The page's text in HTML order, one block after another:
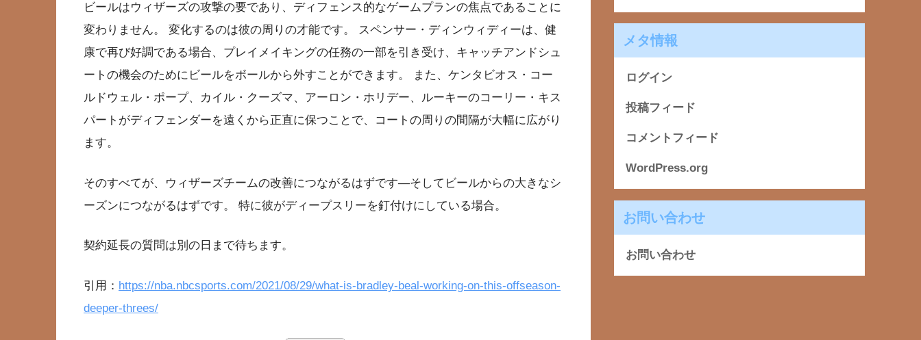
ビールはウィザーズの攻撃の要であり、ディフェンス的なゲームプランの焦点であることに
変わりません。 変化するのは彼の周りの才能です。 スペンサー・ディンウィディーは、健
康で再び好調である場合、プレイメイキングの任務の一部を引き受け、キャッチアンドシュ
ートの機会のためにビールをボールから外すことができます。 また、ケンタビオス・コー
ルドウェル・ポープ、カイル・クーズマ、アーロン・ホリデー、ルーキーのコーリー・キス
パートがディフェンダーを遠くから正直に保つことで、コートの周りの間隔が大幅に広がり
ます。
そのすべてが、ウィザーズチームの改善につながるはずです—そしてビールからの大きなシ
ーズンにつながるはずです。 特に彼がディープスリーを釘付けにしている場合。
契約延長の質問は別の日まで待ちます。
引用： https://nba.nbcsports.com/2021/08/29/what-is-bradley-beal-working-on-this-offseason-
deeper-threes/
メタ情報
ログイン
投稿フィード
コメントフィード
WordPress.org
お問い合わせ
お問い合わせ